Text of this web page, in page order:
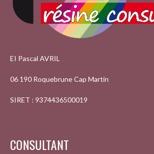
EI Pascal AVRIL
06 190 Roquebrune Cap Martin
SIRET : 9374436500019
CONSULTANT